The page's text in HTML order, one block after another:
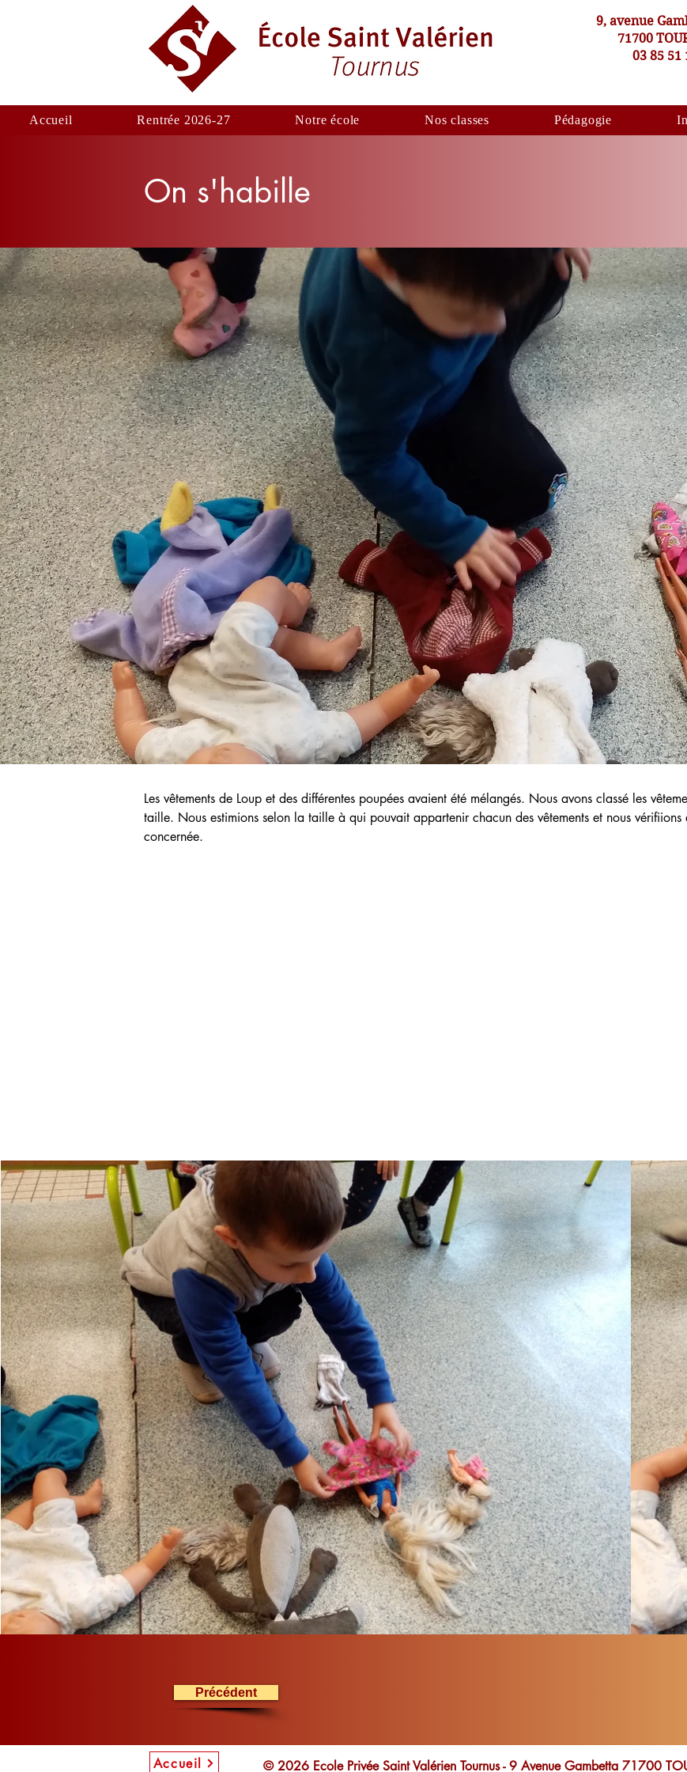
9, avenue
71700
03 85 51
Accueil Rentrée 2026-27 Notre école Nos classes Pédagogie
On s'habille
Les vêtements de Loup et des différentes poupées avaient été mélangés. Nous avons classé les
taille. Nous estimions selon la taille à qui pouvait appartenir chacun des vêtements et nous
concernée.
Précédent
Accueil © 2026 Ecole Privée Saint Valérien Tournus - 9 Avenue Gambetta 71700